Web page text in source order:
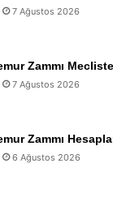
7 Ağustos 2026
Zammı
7 Ağustos 2026
Zammı
6 Ağustos 2026